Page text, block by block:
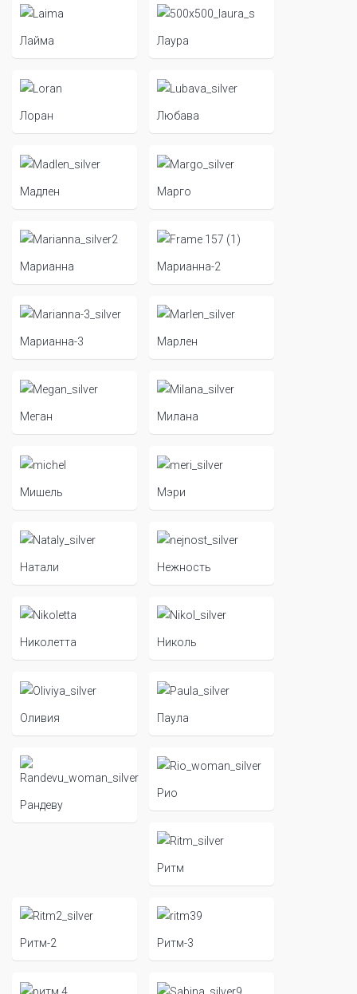
Лайма Лаура
Лоран Любава
Мадлен Марго
Марианна Марианна-2
Марианна-3 Марлен
Меган Милана
Мишель Мэри
Натали Нежность
Николетта Николь
Оливия Паула
Рандеву
Рио
Ритм
Ритм-2 Ритм-3